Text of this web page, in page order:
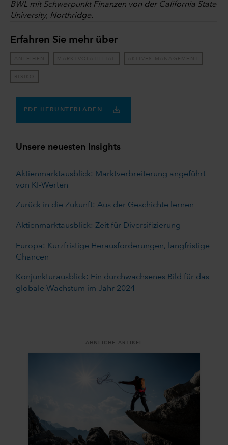
BWL mit Schwerpunkt Finanzen von der California State
University, Northridge.
Erfahren Sie mehr über
ANLEIHEN MARKTVOLATILITÄT AKTIVES MANAGEMENT
RISIKO
PDF HERUNTERLADEN
Unsere neuesten Insights
Aktienmarktausblick: Marktverbreiterung angeführt
von KI-Werten
Zurück in die Zukunft: Aus der Geschichte lernen
Aktienmarktausblick: Zeit für Diversifizierung
Europa: Kurzfristige Herausforderungen, langfristige
Chancen
Konjunkturausblick: Ein durchwachsenes Bild für das
globale Wachstum im Jahr 2024
ÄHNLICHE ARTIKEL